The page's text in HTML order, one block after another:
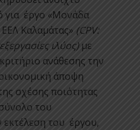
για έργο «Μονάδα
Καλαμάτας» (CPV:
ιλύος)με
ανάθεσης την
άποψη
σχέσης ποιότητας
του
του έργου,